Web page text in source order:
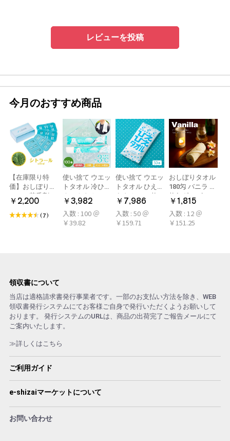
レビューを投稿
今月のおすすめ商品
【在庫限り特
価】おしぼり用
アロマ芳香剤
LARME(ラルム)
シトラール 旧デ
￥2,200
(7)
使い捨て ウエッ
トタオル 冷ひや
ネックタオル
50本×2パック
100本 冷感タオ
ル 首 個包装 日
￥3,982
入数 : 100 ＠
￥39.82
使い捨て ウエッ
トタオル ひえひ
えタオル 50枚
冷感タオル ミン
ト アロマおしぼ
り
￥7,986
入数 : 50 ＠
￥159.71
おしぼりタオル
180匁 バニラ 12
枚(1ダース)
￥1,815
入数 : 12 ＠
￥151.25
領収書について
当店は適格請求書発行事業者です。一部のお支払い方法を除き、WEB
領収書発行システムにてお客様ご自身で発行いただくようお願いして
おります。 発行システムのURLは、商品の出荷完了ご報告メールにて
ご案内いたします。
≫詳しくはこちら
ご利用ガイド
e-shizaiマーケットについて
お問い合わせ